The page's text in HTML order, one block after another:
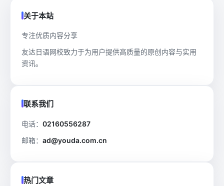
关于本站
专注优质内容分享
友达日语网校致力于为用户提供高质量的原创内容与实用
资讯。
联系我们
电话： 02160556287
邮箱： ad@youda.com.cn
热门文章